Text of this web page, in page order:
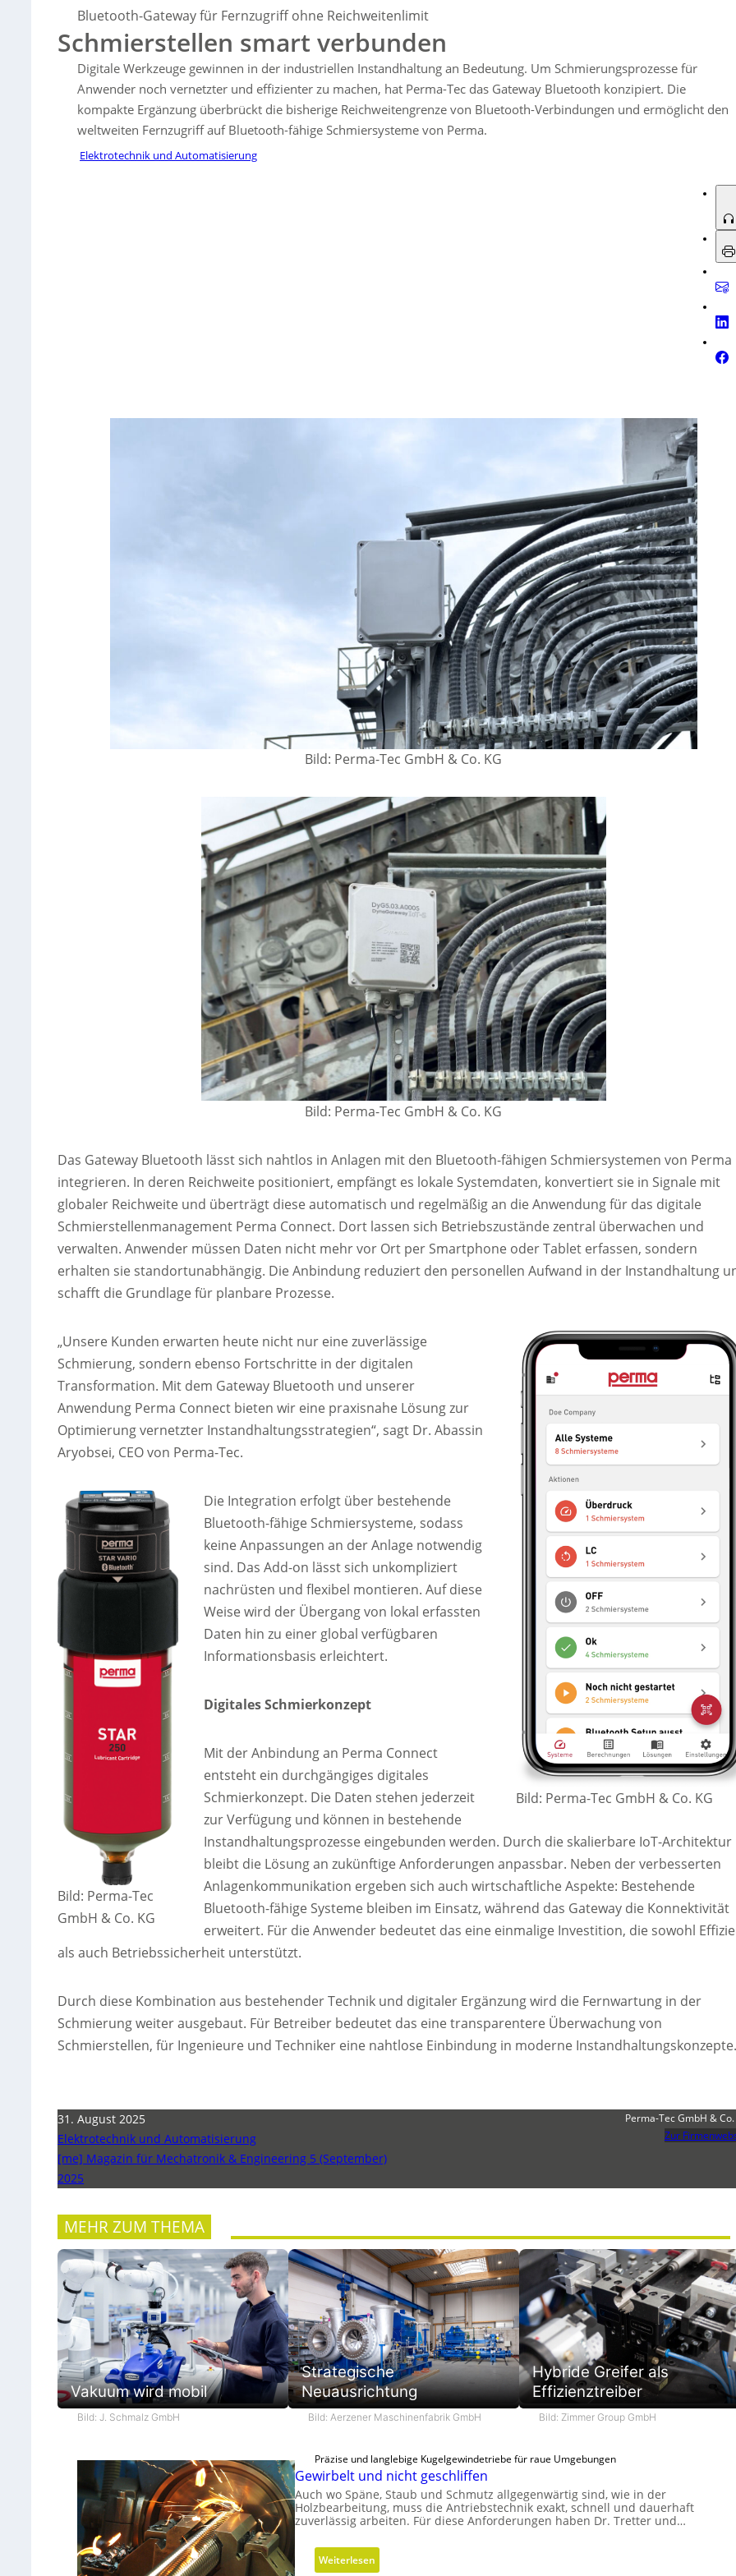
gewährleistet.
Bluetooth-Gateway für Fernzugriff ohne Reichweitenlimit
Schmierstellen smart verbunden
Digitale Werkzeuge gewinnen in der industriellen Instandhaltung an Bedeutung. Um Schmierungsprozesse für
Anwender noch vernetzter und effizienter zu machen, hat Perma-Tec das Gateway Bluetooth konzipiert. Die
kompakte Ergänzung überbrückt die bisherige Reichweitengrenze von Bluetooth-Verbindungen und ermöglicht den
weltweiten Fernzugriff auf Bluetooth-fähige Schmiersysteme von Perma.
Elektrotechnik und Automatisierung
Bild: Perma-Tec GmbH & Co. KG
Bild: Perma-Tec GmbH & Co. KG
Das Gateway Bluetooth lässt sich nahtlos in Anlagen mit den Bluetooth-fähigen Schmiersystemen von Perma
integrieren. In deren Reichweite positioniert, empfängt es lokale Systemdaten, konvertiert sie in Signale mit
globaler Reichweite und überträgt diese automatisch und regelmäßig an die Anwendung für das digitale
Schmierstellenmanagement Perma Connect. Dort lassen sich Betriebszustände zentral überwachen und
verwalten. Anwender müssen Daten nicht mehr vor Ort per Smartphone oder Tablet erfassen, sondern
erhalten sie standortunabhängig. Die Anbindung reduziert den personellen Aufwand in der Instandhaltung
schafft die Grundlage für planbare Prozesse.
Bild: Perma-Tec GmbH & Co. KG
„Unsere Kunden erwarten heute nicht nur eine zuverlässige
Schmierung, sondern ebenso Fortschritte in der digitalen
Transformation. Mit dem Gateway Bluetooth und unserer
Anwendung Perma Connect bieten wir eine praxisnahe Lösung zur
Optimierung vernetzter Instandhaltungsstrategien“, sagt Dr. Abassin
Aryobsei, CEO von Perma-Tec.
Bild: Perma-Tec
GmbH & Co. KG
Die Integration erfolgt über bestehende
Bluetooth-fähige Schmiersysteme, sodass
keine Anpassungen an der Anlage notwendig
sind. Das Add-on lässt sich unkompliziert
nachrüsten und flexibel montieren. Auf diese
Weise wird der Übergang von lokal erfassten
Daten hin zu einer global verfügbaren
Informationsbasis erleichtert.
Digitales Schmierkonzept
Mit der Anbindung an Perma Connect
entsteht ein durchgängiges digitales
Schmierkonzept. Die Daten stehen jederzeit
zur Verfügung und können in bestehende
Instandhaltungsprozesse eingebunden werden. Durch die skalierbare IoT-Architektur
bleibt die Lösung an zukünftige Anforderungen anpassbar. Neben der verbesserten
Anlagenkommunikation ergeben sich auch wirtschaftliche Aspekte: Bestehende
Bluetooth-fähige Systeme bleiben im Einsatz, während das Gateway die Konnektivität
erweitert. Für die Anwender bedeutet das eine einmalige Investition, die sowohl
als auch Betriebssicherheit unterstützt.
Durch diese Kombination aus bestehender Technik und digitaler Ergänzung wird die Fernwartung in der
Schmierung weiter ausgebaut. Für Betreiber bedeutet das eine transparentere Überwachung von
Schmierstellen, für Ingenieure und Techniker eine nahtlose Einbindung in moderne Instandhaltungskonzepte.
31. August 2025
Elektrotechnik und Automatisierung
[me] Magazin für Mechatronik & Engineering 5 (September)
2025
Perma-Tec GmbH & Co.
Zur
MEHR ZUM THEMA
Vakuum wird mobil
Bild: J. Schmalz GmbH
Strategische
Neuausrichtung
Bild: Aerzener Maschinenfabrik GmbH
Hybride Greifer als
Effizienztreiber
Bild: Zimmer Group GmbH
Präzise und langlebige Kugelgewindetriebe für raue Umgebungen
Gewirbelt und nicht geschliffen
Auch wo Späne, Staub und Schmutz allgegenwärtig sind, wie in der
Holzbearbeitung, muss die Antriebstechnik exakt, schnell und dauerhaft
zuverlässig arbeiten. Für diese Anforderungen haben Dr. Tretter und…
Weiterlesen: